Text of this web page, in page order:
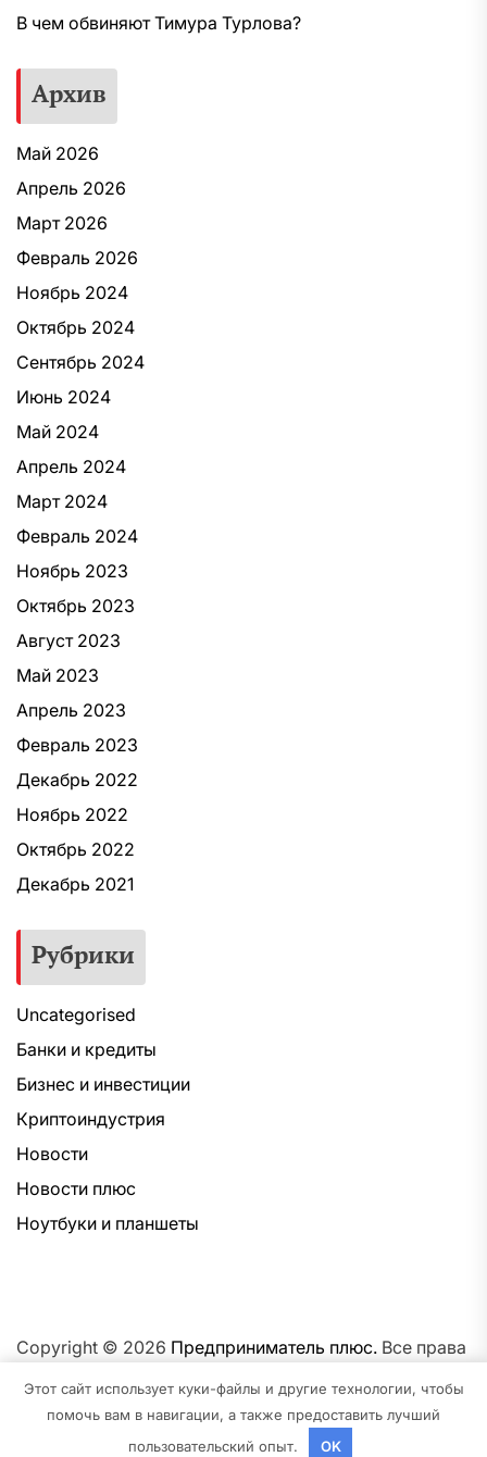
В чем обвиняют Тимура Турлова?
Архив
Май 2026
Апрель 2026
Март 2026
Февраль 2026
Ноябрь 2024
Октябрь 2024
Сентябрь 2024
Июнь 2024
Май 2024
Апрель 2024
Март 2024
Февраль 2024
Ноябрь 2023
Октябрь 2023
Август 2023
Май 2023
Апрель 2023
Февраль 2023
Декабрь 2022
Ноябрь 2022
Октябрь 2022
Декабрь 2021
Рубрики
Uncategorised
Банки и кредиты
Бизнес и инвестиции
Криптоиндустрия
Новости
Новости плюс
Ноутбуки и планшеты
Copyright © 2026 Предприниматель плюс. Все права
платформеWordPress.
Этот сайт использует куки-файлы и другие технологии, чтобы
помочь вам в навигации, а также предоставить лучший
пользовательский опыт.
OK